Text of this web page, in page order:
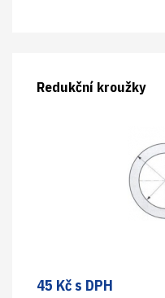
Redukční kroužky
45 Kč s DPH